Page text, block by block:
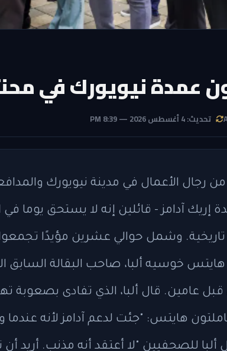
عمدة نيويورك في
تحديث: 4 أغسطس 2026 — 8:39 PM
الأعمال في مدينة نيويورك
إريك آدامز - قائلين إنه لا يستحق يوما
تاريخية. وشمل حوالي عشرين مؤيدًا
خوسيه ألبا، صاحب البقالة السابق
عامين. قال ألبا، الذي تفادى بصعوبة
في هاملتون هايتس: "جئت لدعم آدامز لأنه
ألبا للصحفيين "لا أعتقد أنه مذنب. أريد أن